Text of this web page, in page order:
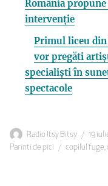
România
intervenție
Primul liceu din
vor pregăti
specialiști în
spectacole
Autor
Radio Itsy Bitsy
pe
19
Parinti de pici
Etichete
copilul fuge,